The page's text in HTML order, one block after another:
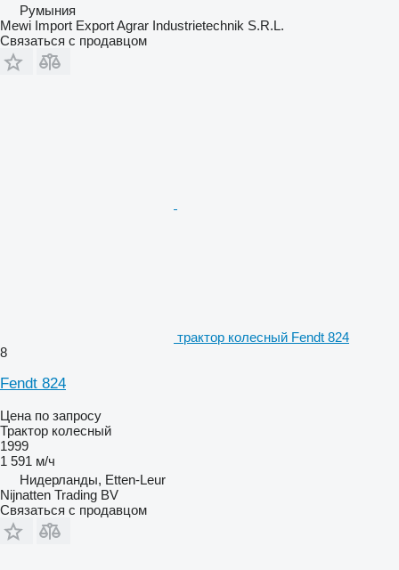
Румыния
Mewi Import Export Agrar Industrietechnik S.R.L.
Связаться с продавцом
трактор колесный Fendt 824
8
Fendt 824
Цена по запросу
Трактор колесный
1999
1 591 м/ч
Нидерланды, Etten-Leur
Nijnatten Trading BV
Связаться с продавцом